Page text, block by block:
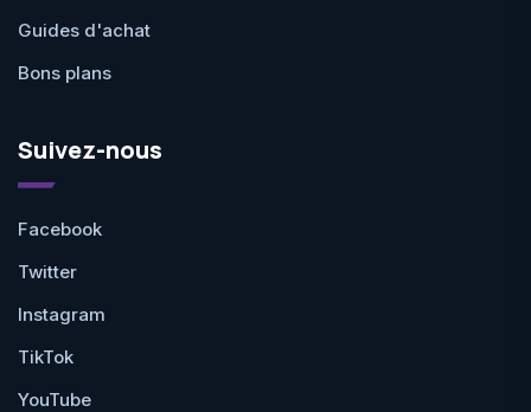
Guides d'achat
Bons plans
Suivez-nous
Facebook
Twitter
Instagram
TikTok
YouTube